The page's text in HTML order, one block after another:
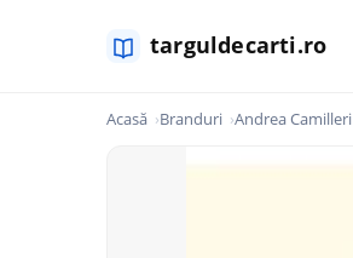
Acasă Branduri Andrea Camilleri